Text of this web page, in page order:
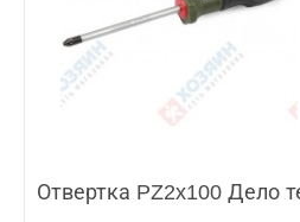
Отвертка PZ2x100 Дело